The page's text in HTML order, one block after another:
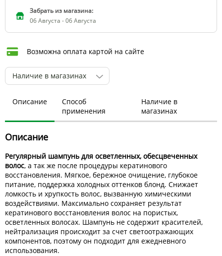
Забрать из магазина:
06 Августа - 06 Августа
Возможна оплата картой на сайте
Наличие в магазинах
Описание
Способ
применения
Наличие в
магазинах
Описание
Регулярный шампунь для осветленных, обесцвеченных
волос, а так же после процедуры кератинового
восстановления. Мягкое, бережное очищение, глубокое
питание, поддержка холодных оттенков блонд. Снижает
ломкость и хрупкость волос, вызванную химическими
воздействиями. Максимально сохраняет результат
кератинового восстановления волос на пористых,
осветленных волосах. Шампунь не содержит красителей,
нейтрализация происходит за счет светоотражающих
компонентов, поэтому он подходит для ежедневного
использования.